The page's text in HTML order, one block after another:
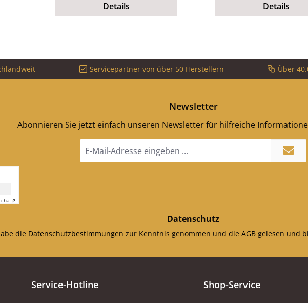
Details Details
Servicepartner von über 50 Herstellern Über
Newsletter
Abonnieren Sie jetzt einfach unseren Newsletter für hilfreiche
Mail-
⇗
Datenschutz
die Datenschutzbestimmungen zur Kenntnis genommen und die AGB gelesen und
Service-Hotline Shop-Service